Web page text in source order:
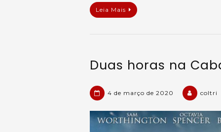
Leia Mais
Duas horas na
4 de março de 2020 coltri